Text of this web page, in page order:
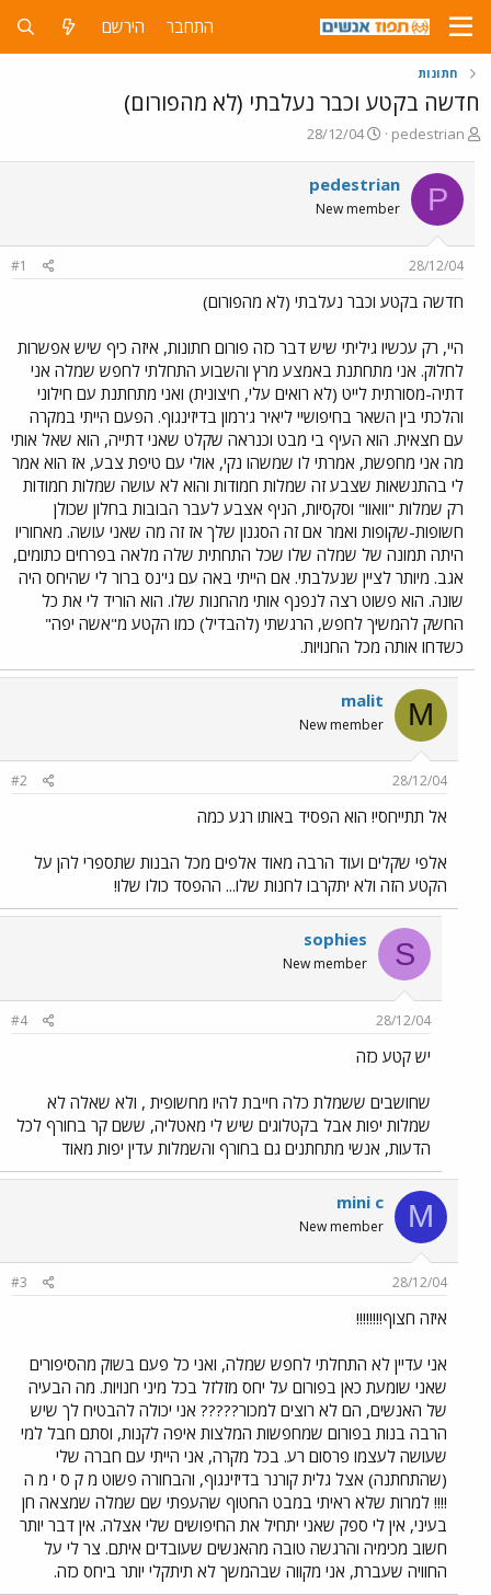
התחבר הירשם
חתונות
חדשה בקטע וכבר נעלבתי (לא מהפורום)
פ
ח
ה
ו
ש
pedestrian
פ
ס
ם
ת
י
28/12/04
P
pedestrian
New member
28/12/04
#1
חדשה בקטע וכבר נעלבתי (לא מהפורום)
היי, רק עכשיו גיליתי שיש דבר כזה פורום חתונות, איזה כיף שיש אפשרות
לחלוק. אני מתחתנת באמצע מרץ והשבוע התחלתי לחפש שמלה אני
דתיה-מסורתית לייט (לא רואים עלי, חיצונית) ואני מתחתנת עם חילוני
והלכתי בין השאר בחיפושיי ליאיר ג'רמון בדיזינגוף. הפעם הייתי במקרה
עם חצאית. הוא העיף בי מבט וכנראה שקלט שאני דתייה, הוא שאל אותי
מה אני מחפשת, אמרתי לו שמשהו נקי, אולי עם טיפת צבע, אז הוא אמר
לי בהתנשאות שצבע זה שמלות חמודות והוא לא עושה שמלות חמודות
רק שמלות "וואוו" וסקסיות, הניף אצבע לעבר הבובות בחלון שכולן
חשופות-שקופות ואמר אם זה הסגנון שלך אז זה מה שאני עושה. מאחוריו
היתה תמונה של שמלה שלו שכל התחתית שלה מלאה בפרחים כתומים,
אגב. מיותר לציין שנעלבתי. אם הייתי באה עם גי'נס ברור לי שהיחס היה
שונה. הוא פשוט רצה לנפנף אותי מהחנות שלו. הוא הוריד לי את כל
החשק להמשיך לחפש, הרגשתי (להבדיל) כמו הקטע מ"אשה יפה"
כשדחו אותה מכל החנויות.
M
malit
New member
28/12/04
#2
אל תתייחסי! הוא הפסיד באותו רגע כמה
אלפי שקלים ועוד הרבה מאוד אלפים מכל הבנות שתספרי להן על
הקטע הזה ולא יתקרבו לחנות שלו... ההפסד כולו שלו!
S
sophies
New member
28/12/04
#4
יש קטע כזה
שחושבים ששמלת כלה חייבת להיו מחשופית , ולא שאלה לא
שמלות יפות אבל בקטלוגים שיש לי מאטליה, ששם קר בחורף לכל
הדעות, אנשי מתחתנים גם בחורף והשמלות עדין יפות מאוד
M
mini c
New member
28/12/04
#3
איזה חצוף!!!!!!!!
אני עדיין לא התחלתי לחפש שמלה, ואני כל פעם בשוק מהסיפורים
שאני שומעת כאן בפורום על יחס מזלזל בכל מיני חנויות. מה הבעיה
של האנשים, הם לא רוצים למכור????? אני יכולה להבטיח לך שיש
הרבה בנות בפורום שמחפשות המלצות איפה לקנות, וסתם חבל למי
שעושה לעצמו פרסום רע. בכל מקרה, אני הייתי עם חברה שלי
(שהתחתנה) אצל גלית קורנר בדיזינגוף, והבחורה פשוט מ ק ס י מ ה
!!!! למרות שלא ראיתי במבט החטוף שהעפתי שם שמלה שמצאה חן
בעיני, אין לי ספק שאני יתחיל את החיפושים שלי אצלה. אין דבר יותר
חשוב מכימיה והרגשה טובה מהאנשים שעובדים איתם. צר לי על
החוויה שעברת, אני מקווה שבהמשך לא תיתקלי יותר ביחס כזה.